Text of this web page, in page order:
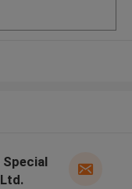
Special